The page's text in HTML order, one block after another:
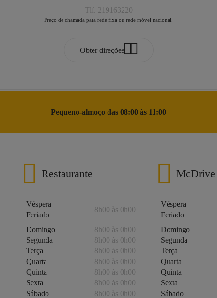
Tlf. 219163220
Preço de chamada para rede fixa ou rede móvel nacional.
Obter direções
Pequeno-almoço das 08:00 às 11:00
Restaurante
Véspera
Feriado
8h00 às 0h00
Domingo
8h00 às 0h00
Segunda
8h00 às 0h00
Terça
8h00 às 0h00
Quarta
8h00 às 0h00
Quinta
8h00 às 0h00
Sexta
8h00 às 0h00
Sábado
8h00 às 0h00
McDrive
Véspera
Feriado
Domingo
Segunda
Terça
Quarta
Quinta
Sexta
Sábado